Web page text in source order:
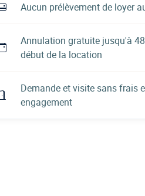
Aucun prélèvement de loyer
Annulation gratuite jusqu'à
début de la location
Demande et visite sans frais
engagement